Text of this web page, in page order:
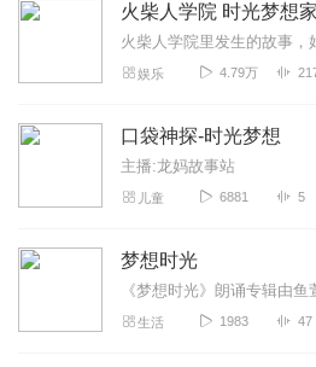
【WOW人声乐团简介】
WOW人声乐团于2016年3月成立于广
女高音卤蛋、男中音LULU、女中音
拉音乐大赛第四名以及全国最佳人声打
人声乐团在广州地区乃至全国范围内
推广阿卡贝拉文化。
2016年10月开始，WOW人声乐团陆续
市演艺中心、广州购书中心、深圳艺
会，并在重庆市合川区钓鱼城国际音
同台表演。2016年11月受邀至韩国首
火柴人学院 时光梦想家
娱乐 4.79万
口袋神探-时光梦想
主播:龙妈故事站
儿童 6881 5
梦想时光
生活 1983 47